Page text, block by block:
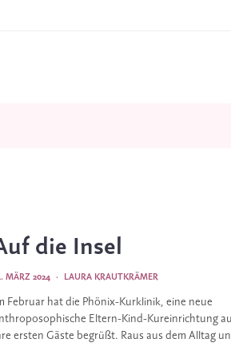
die Insel
LAURA KRAUTKRÄMER
·
MÄRZ 2024
Februar hat die Phönix-Kurklinik, eine neue
Eltern-Kind-Kureinrichtung
ersten Gäste begrüßt. Raus aus dem Alltag